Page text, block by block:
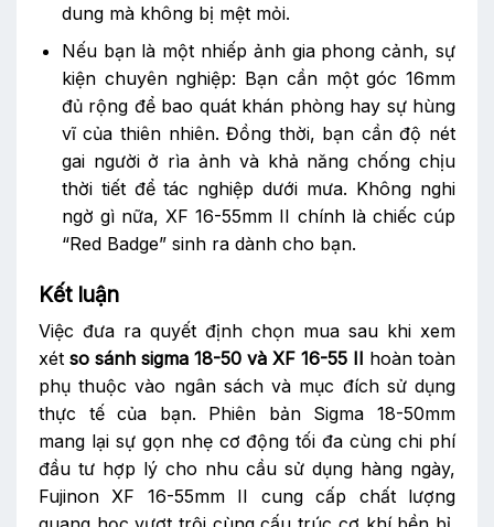
dung mà không bị mệt mỏi.
Nếu bạn là một nhiếp ảnh gia phong cảnh, sự
kiện chuyên nghiệp: Bạn cần một góc 16mm
đủ rộng để bao quát khán phòng hay sự hùng
vĩ của thiên nhiên. Đồng thời, bạn cần độ nét
gai người ở rìa ảnh và khả năng chống chịu
thời tiết để tác nghiệp dưới mưa. Không nghi
ngờ gì nữa, XF 16-55mm II chính là chiếc cúp
“Red Badge” sinh ra dành cho bạn.
Kết luận
Việc đưa ra quyết định chọn mua sau khi xem
xét so sánh sigma 18-50 và XF 16-55 II hoàn toàn
phụ thuộc vào ngân sách và mục đích sử dụng
thực tế của bạn. Phiên bản Sigma 18-50mm
mang lại sự gọn nhẹ cơ động tối đa cùng chi phí
đầu tư hợp lý cho nhu cầu sử dụng hàng ngày,
Fujinon XF 16-55mm II cung cấp chất lượng